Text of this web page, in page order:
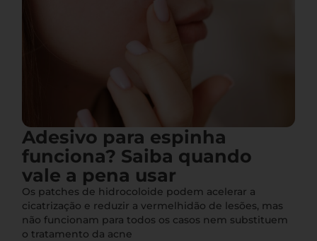
Adesivo para espinha
funciona? Saiba quando
vale a pena usar
Os patches de hidrocoloide podem acelerar a
cicatrização e reduzir a vermelhidão de lesões, mas
não funcionam para todos os casos nem substituem
o tratamento da acne